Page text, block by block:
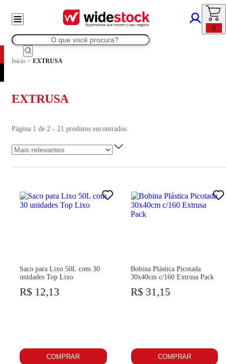
0
Início > EXTRUSA
EXTRUSA
Página 1 de 2 - 21 produtos encontrados
Saco para Lixo 50L com 30
unidades Top Lixo
R$ 12,13
COMPRAR
Bobina Plástica Picotada
30x40cm c/160 Extrusa Pack
R$ 31,15
COMPRAR